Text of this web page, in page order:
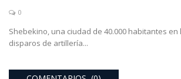
0
Shebekino, una ciudad de 40.000 habitantes
disparos de artillería...